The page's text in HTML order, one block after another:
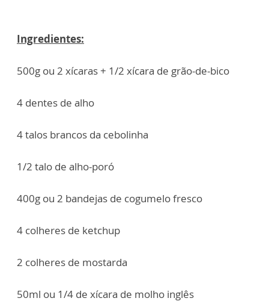
Ingredientes:
500g ou 2 xícaras + 1/2 xícara de grão-de-bico
4 dentes de alho
4 talos brancos da cebolinha
1/2 talo de alho-poró
400g ou 2 bandejas de cogumelo fresco
4 colheres de ketchup
2 colheres de mostarda
50ml ou 1/4 de xícara de molho inglês